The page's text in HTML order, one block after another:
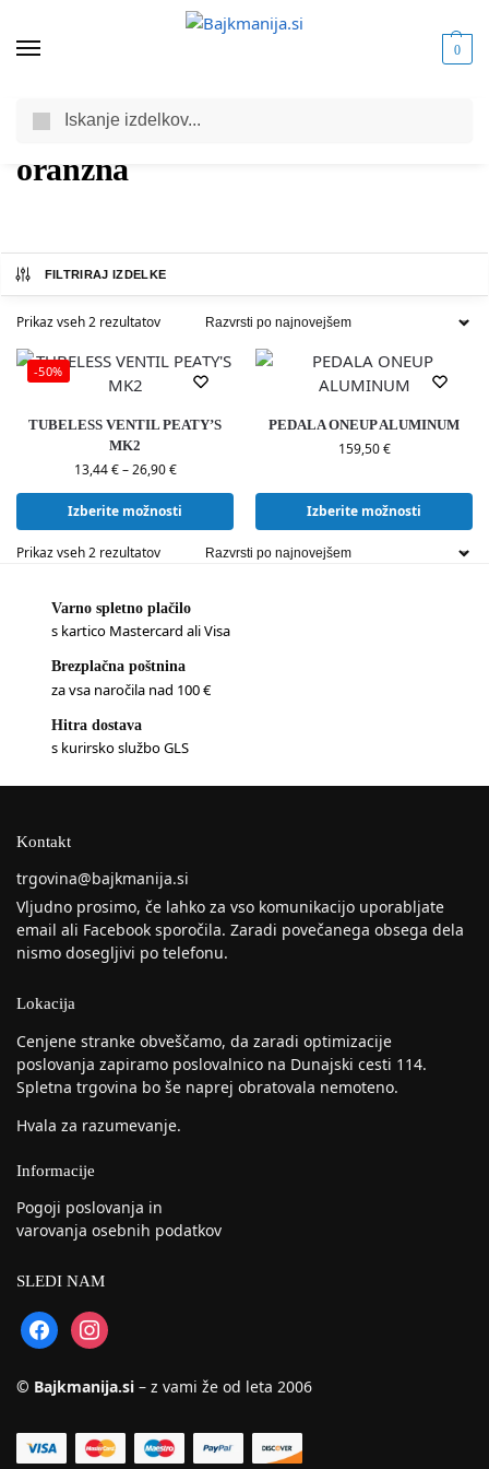
0
/ Izdelek Barva / oranzna
oranzna
FILTRIRAJ IZDELKE
Prikaz vseh 2 rezultatov
-50%
TUBELESS VENTIL PEATY’S
MK2
13,44€ – 26,90€
Izberite možnosti
PEDALA ONEUP ALUMINUM
159,50€
Izberite možnosti
Prikaz vseh 2 rezultatov
Varno spletno plačilo
s kartico Mastercard ali Visa
Brezplačna poštnina
za vsa naročila nad 100 €
Hitra dostava
s kurirsko službo GLS
Kontakt
trgovina@bajkmanija.si
Vljudno prosimo, če lahko za vso komunikacijo uporabljate
email ali Facebook sporočila. Zaradi povečanega obsega dela
nismo dosegljivi po telefonu.
Lokacija
Cenjene stranke obveščamo, da zaradi optimizacije
poslovanja zapiramo poslovalnico na Dunajski cesti 114.
Spletna trgovina bo še naprej obratovala nemoteno.
Hvala za razumevanje.
Informacije
Pogoji poslovanja in
varovanja osebnih podatkov
SLEDI NAM
© Bajkmanija.si – z vami že od leta 2006